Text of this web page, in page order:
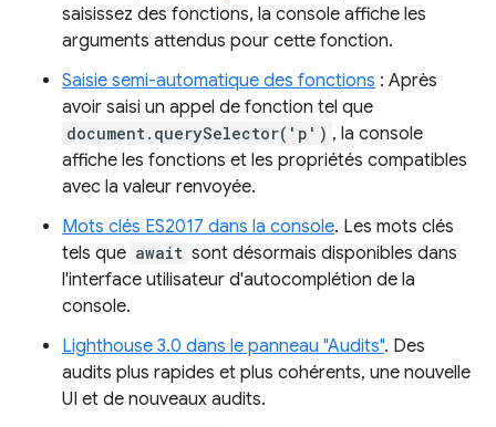
saisissez des fonctions, la console affiche les
arguments attendus pour cette fonction.
Saisie semi-automatique des fonctions : Après
avoir saisi un appel de fonction tel que
document.querySelector('p') , la console
affiche les fonctions et les propriétés compatibles
avec la valeur renvoyée.
Mots clés ES2017 dans la console. Les mots clés
tels que await sont désormais disponibles dans
l'interface utilisateur d'autocomplétion de la
console.
Lighthouse 3.0 dans le panneau "Audits". Des
audits plus rapides et plus cohérents, une nouvelle
UI et de nouveaux audits.